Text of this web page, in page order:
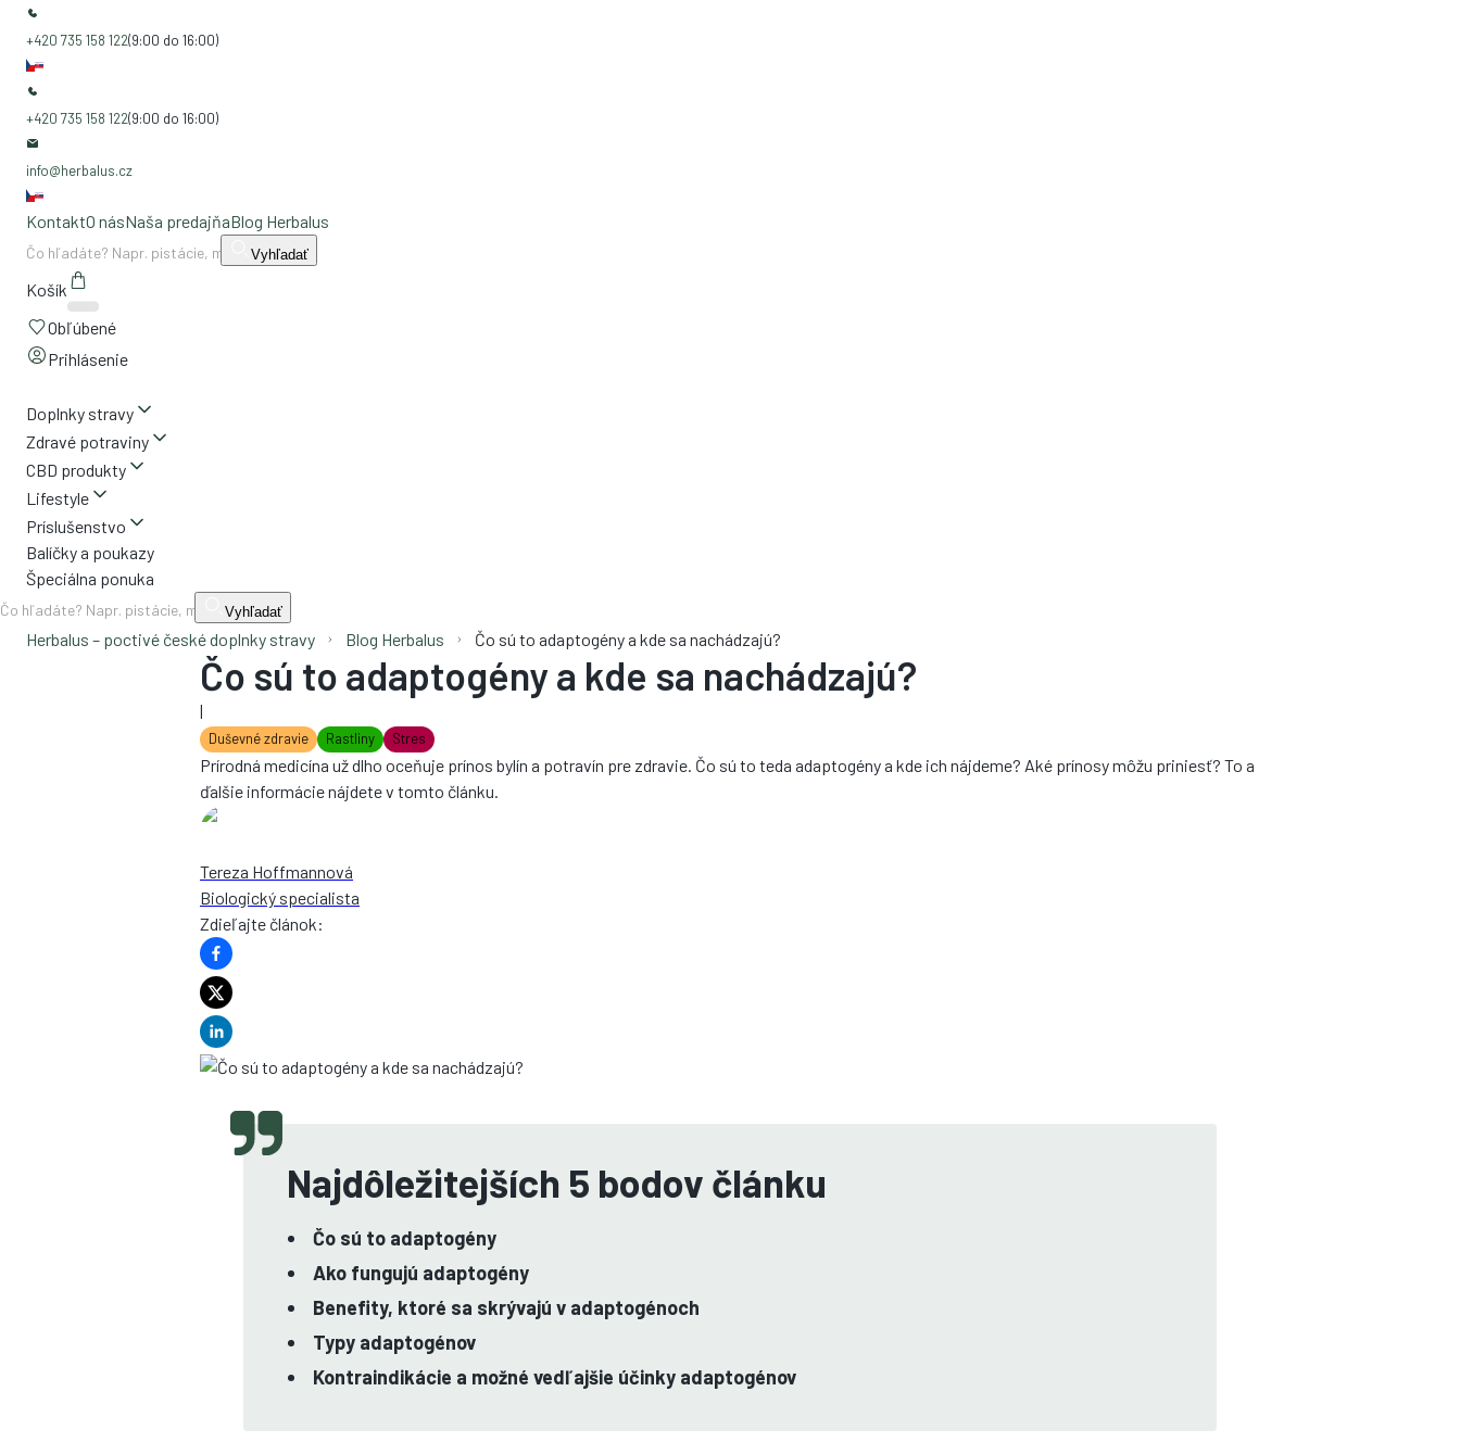
+420 735 158 122(9:00 do 16:00)
+420 735 158 122(9:00 do 16:00)
info@herbalus.cz
KontaktO násNaša predajňaBlog Herbalus
Vyhľadať
Košík
Obľúbené
Prihlásenie
Doplnky stravy
Zdravé potraviny
CBD produkty
Lifestyle
Príslušenstvo
Balíčky a poukazy
Špeciálna ponuka
Vyhľadať
Herbalus – poctivé české doplnky stravy Blog Herbalus Čo sú to adaptogény a kde sa nachádzajú?
Čo sú to adaptogény a kde sa nachádzajú?
|
Duševné zdravie Rastliny Stres
Prírodná medicína už dlho oceňuje prínos bylín a potravín pre zdravie. Čo sú to teda adaptogény a kde ich nájdeme? Aké prínosy môžu priniesť? To a
ďalšie informácie nájdete v tomto článku.
Tereza Hoffmannová
Biologický specialista
Zdieľajte článok:
Najdôležitejších 5 bodov článku
Čo sú to adaptogény
Ako fungujú adaptogény
Benefity, ktoré sa skrývajú v adaptogénoch
Typy adaptogénov
Kontraindikácie a možné vedľajšie účinky adaptogénov